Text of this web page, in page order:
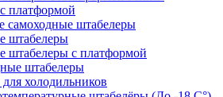
платформой
самоходные штабелеры
штабелеры
штабелеры с платформой
штабелеры
холодильников